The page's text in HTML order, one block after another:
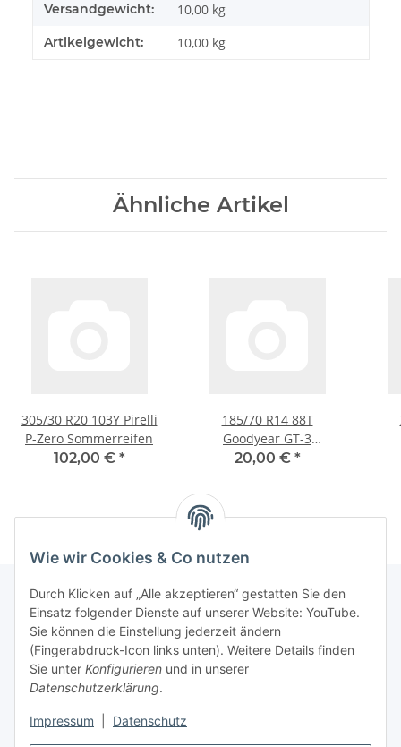
Wie wir Cookies & Co nutzen
Durch Klicken auf „Alle akzeptieren“ gestatten Sie den
Einsatz folgender Dienste auf unserer Website: YouTube.
Sie können die Einstellung jederzeit ändern
(Fingerabdruck-Icon links unten). Weitere Details finden
Sie unter Konfigurieren und in unserer
Datenschutzerklärung.
Impressum Datenschutz
Versandgewicht: 10,00 kg
Artikelgewicht: 10,00 kg
Ähnliche Artikel
305/30 R20 103Y Pirelli
P-Zero Sommerreifen
102,00 € *
185/70 R14 88T
Goodyear GT-3
Sommerreifen
20,00 € *
Informationen
Gesetzliche Informationen